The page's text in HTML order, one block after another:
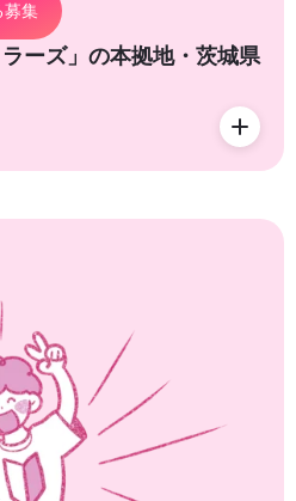
募集
ーズ」の本拠地・茨城県